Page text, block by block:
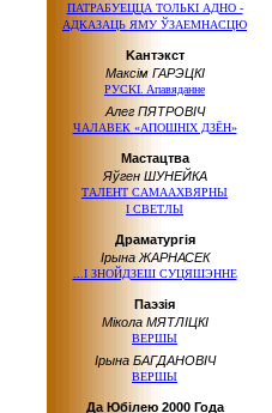
ПАТРАБУЕЦЦА ТОЛЬКІ АДНО -
АДКАЗАЦЬ ЯМУ ЎЗАЕМНАСЦЮ
Kaнтэкcт
Максiм ГАРЭЦКІ
РУCKI. Aпaвядaннe
Алег ПЯТРОВІЧ
ЧАЛАВЕК «АПОШНIХ ДЗЁН»
Мастацтва
Яўген ШУНЕЙКА
ТАЛЕНТ САМААХВЯРНЫ
І СВЕТЛЫ
Драматургія
Ірына ЖАРНАСЕК
...І ЗНОЙДЗЕШ СУЦЯШЭННЕ
Паэзія
Мікола МЯТЛІЦКІ
ВЕРШЫ
Ірына БАГДАНОВІЧ
ВЕРШЫ
Да Юбілею 2000 Года